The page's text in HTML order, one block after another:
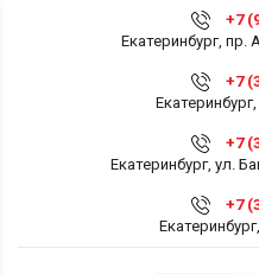
+7
Екатеринбург, пр.
+7
+7
Екатеринбург, ул.
+7